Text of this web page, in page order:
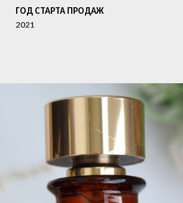
ГОД СТАРТА ПРОДАЖ
2021